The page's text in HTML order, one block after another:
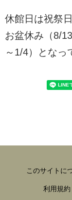
休館日は祝祭
お盆休み（8/
～1/4）となっ
このサイトに
利用規約